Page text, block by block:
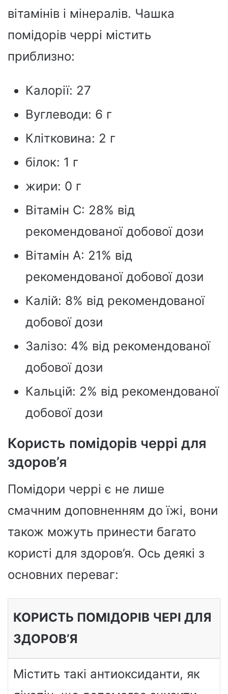
вітамінів і мінералів. Чашка
помідорів черрі містить
приблизно:
Калорії: 27
Вуглеводи: 6 г
Клітковина: 2 г
білок: 1 г
жири: 0 г
Вітамін С: 28% від
рекомендованої добової дози
Вітамін А: 21% від
рекомендованої добової дози
Калій: 8% від рекомендованої
добової дози
Залізо: 4% від рекомендованої
добової дози
Кальцій: 2% від рекомендованої
добової дози
Користь помідорів черрі для
здоров’я
Помідори черрі є не лише
смачним доповненням до їжі, вони
також можуть принести багато
користі для здоров’я. Ось деякі з
основних переваг:
КОРИСТЬ ПОМІДОРІВ ЧЕРІ ДЛЯ
ЗДОРОВ’Я
Містить такі антиоксиданти, як